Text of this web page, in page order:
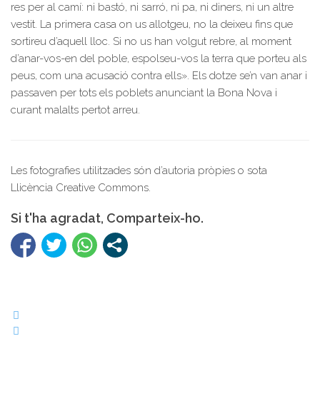
res per al camí: ni bastó, ni sarró, ni pa, ni diners, ni un altre
vestit. La primera casa on us allotgeu, no la deixeu fins que
sortireu d’aquell lloc. Si no us han volgut rebre, al moment
d’anar-vos-en del poble, espolseu-vos la terra que porteu als
peus, com una acusació contra ells». Els dotze se’n van anar i
passaven per tots els poblets anunciant la Bona Nova i
curant malalts pertot arreu.
Les fotografies utilitzades són d’autoria pròpies o sota
Llicència Creative Commons.
Si t'ha agradat, Comparteix-ho.